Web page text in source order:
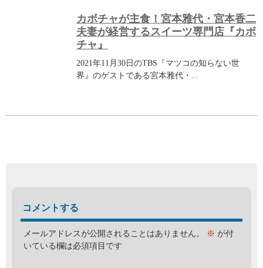
カボチャが主食！宮本雅代・宮本香二
夫妻が経営するスイーツ専門店『カボ
チャ』
2021年11月30日のTBS『マツコの知らない世
界』のゲストである宮本雅代・...
コメントする
メールアドレスが公開されることはありません。 ※ が付
いている欄は必須項目です